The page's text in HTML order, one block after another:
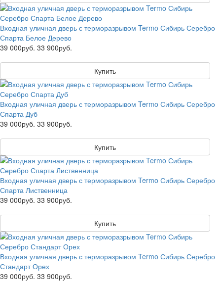
Входная уличная дверь с терморазрывом Termo Сибирь Серебро
Спарта Белое Дерево
39 000руб. 33 900руб.
Купить
Входная уличная дверь с терморазрывом Termo Сибирь Серебро
Спарта Дуб
39 000руб. 33 900руб.
Купить
Входная уличная дверь с терморазрывом Termo Сибирь Серебро
Спарта Лиственница
39 000руб. 33 900руб.
Купить
Входная уличная дверь с терморазрывом Termo Сибирь Серебро
Стандарт Орех
39 000руб. 33 900руб.